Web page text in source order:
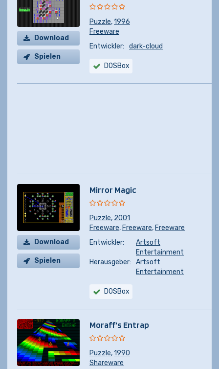
Download
Spielen
Puzzle,1996
Freeware
Entwickler:
dark-cloud
DOSBox
Download
Spielen
Mirror Magic
Puzzle, 2001
Freeware, Freeware, Freeware
Entwickler:
Artsoft
Entertainment
Herausgeber:
Artsoft
Entertainment
DOSBox
Moraff's Entrap
Puzzle,1990
Shareware